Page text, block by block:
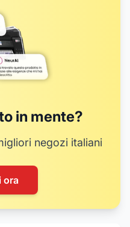
in mente?
negozi italiani
ora